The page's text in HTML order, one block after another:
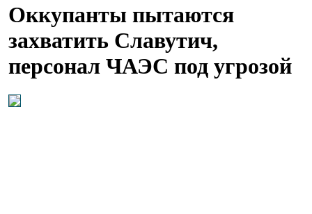
Оккупанты пытаются
захватить Славутич,
персонал ЧАЭС под угрозой